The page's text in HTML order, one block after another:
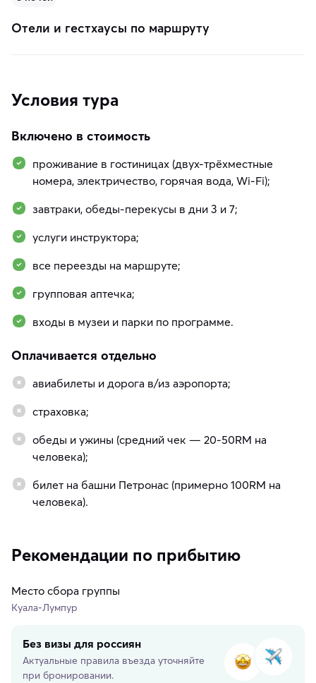
Отели и гестхаусы по маршруту
Условия тура
Включено в стоимость
проживание в гостиницах (двух-трёхместные
номера, электричество, горячая вода, Wi-Fi);
завтраки, обеды-перекусы в дни 3 и 7;
услуги инструктора;
все переезды на маршруте;
групповая аптечка;
входы в музеи и парки по программе.
Оплачивается отдельно
авиабилеты и дорога в/из аэропорта;
страховка;
обеды и ужины (средний чек — 20-50RM на
человека);
билет на башни Петронас (примерно 100RM на
человека).
Рекомендации по прибытию
Место сбора группы
Куала-Лумпур
Без визы для россиян
Актуальные правила въезда уточняйте
при бронировании.